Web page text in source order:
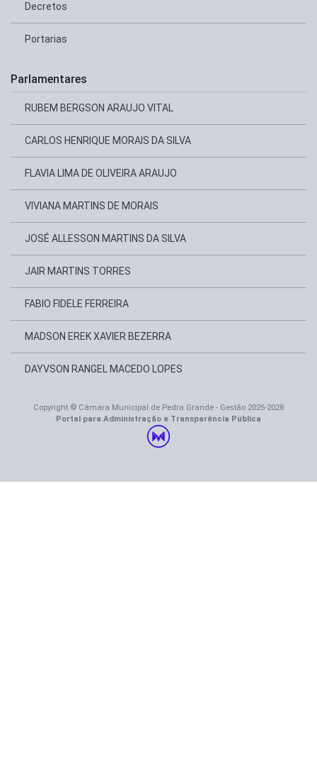
Decretos
Portarias
Parlamentares
RUBEM BERGSON ARAUJO VITAL
CARLOS HENRIQUE MORAIS DA SILVA
FLAVIA LIMA DE OLIVEIRA ARAUJO
VIVIANA MARTINS DE MORAIS
JOSÉ ALLESSON MARTINS DA SILVA
JAIR MARTINS TORRES
FABIO FIDELE FERREIRA
MADSON EREK XAVIER BEZERRA
DAYVSON RANGEL MACEDO LOPES
Copyright © Câmara Municipal de Pedra Grande - Gestão 2025-2028
Portal para Administração e Transparência Pública